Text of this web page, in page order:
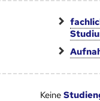
Keine